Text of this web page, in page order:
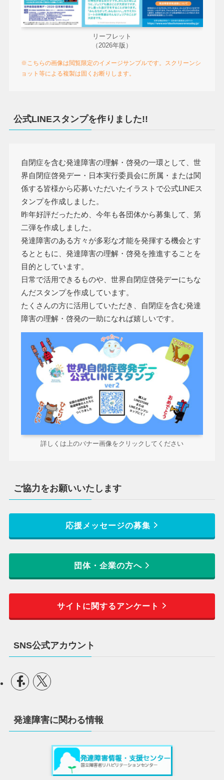
リーフレット
（2026年版）
※こちらの画像は閲覧限定のイメージサンプルです。スクリーンシ
ョット等による複製は固くお断りします。
公式LINEスタンプを作りました!!
自閉症を含む発達障害の理解・啓発の一環として、世
界自閉症啓発デー・日本実行委員会に所属・または関
係する皆様から応募いただいたイラストで公式LINEス
タンプを作成しました。
昨年好評だったため、今年も各団体から募集して、第
二弾を作成しました。
発達障害のある方々が多彩な才能を発揮する機会とす
るとともに、発達障害の理解・啓発を推進することを
目的としています。
日常で活用できるものや、世界自閉症啓発デーにちな
んだスタンプを作成しています。
たくさんの方に活用していただき、自閉症を含む発達
障害の理解・啓発の一助になれば嬉しいです。
詳しくは上のバナー画像をクリックしてください
ご協力をお願いいたします
応援メッセージの募集
団体・企業の方へ
サイトに関するアンケート
SNS公式アカウント
発達障害に関わる情報